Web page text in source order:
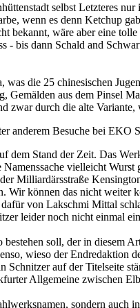
selbst Letzteres
wenn es denn Ketchup
bekannt, wäre aber eine
- bis dann Schald and
die 25 chinesischen
Gemälden aus dem Pinsel
zwar durch die alte Variante,
anderem Besuche bei EKO
dem Stand der Zeit. Das
vielleicht
Milliardärsstraße
Wir können das nicht weiter
von Lakschmi Mittal
leider noch nicht einmal
soll, der in diesem
wieso der Endredaktion
Schnitzer auf der Titelseite
Allgemeine zwischen
sondern auch